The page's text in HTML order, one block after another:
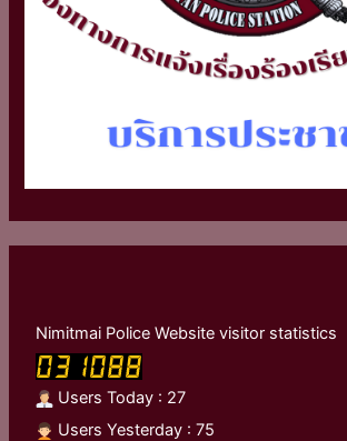
Nimitmai Police Website visitor statistics
Users Today : 27
Users Yesterday : 75